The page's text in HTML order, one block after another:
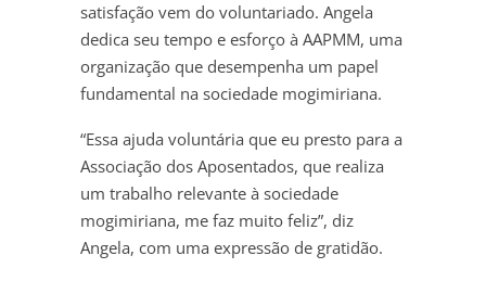
satisfação vem do voluntariado. Angela
dedica seu tempo e esforço à AAPMM, uma
organização que desempenha um papel
fundamental na sociedade mogimiriana.
“Essa ajuda voluntária que eu presto para a
Associação dos Aposentados, que realiza
um trabalho relevante à sociedade
mogimiriana, me faz muito feliz”, diz
Angela, com uma expressão de gratidão.